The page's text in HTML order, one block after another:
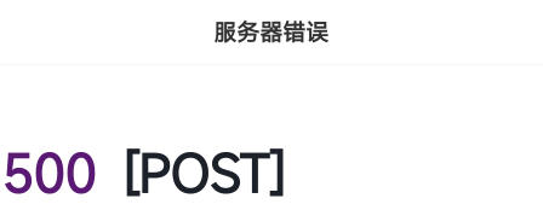
服务器错误
500 [POST]